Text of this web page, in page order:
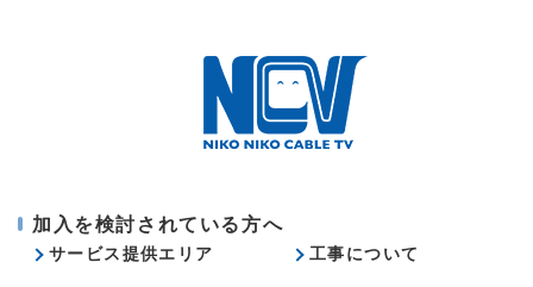
加入を検討されている方へ
サービス提供エリア 工事について